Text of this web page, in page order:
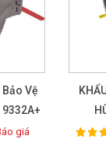
Vệ
9332A+
giá 100%